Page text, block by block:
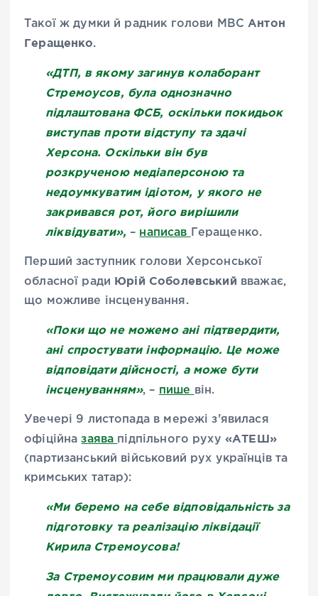
Такої ж думки й радник голови МВС Антон
Геращенко.
«ДТП, в якому загинув колаборант
Стремоусов, була однозначно
підлаштована ФСБ, оскільки покидьок
виступав проти відступу та здачі
Херсона. Оскільки він був
розкрученою медіаперсоною та
недоумкуватим ідіотом, у якого не
закривався рот, його вирішили
ліквідувати», – написав Геращенко.
Перший заступник голови Херсонської
обласної ради Юрій Соболевський вважає,
що можливе інсценування.
«Поки що не можемо ані підтвердити,
ані спростувати інформацію. Це може
відповідати дійсності, а може бути
інсценуванням», – пише він.
Увечері 9 листопада в мережі з’явилася
офіційназаява підпільного руху «АТЕШ»
(партизанський військовий рух українців та
кримських татар):
«Ми беремо на себе відповідальність за
підготовку та реалізацію ліквідації
Кирила Стремоусова!
За Стремоусовим ми працювали дуже